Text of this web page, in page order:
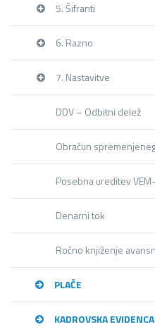
5. Šifranti
6. Razno
7. Nastavitve
DDV – Odbitni delež
Obračun
Posebna ureditev
Denarni tok
Ročno knjiženje
PLAČE
KADROVSKA EVIDENCA